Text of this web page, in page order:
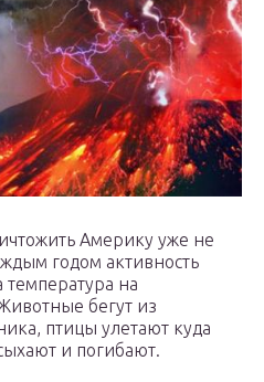
Америку уже не
годом активность
температура на
бегут из
птицы улетают куда
и погибают.